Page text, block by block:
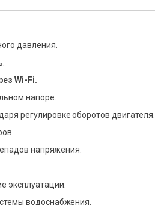
давления.
Wi-Fi.
напоре.
регулировке оборотов двигателя.
напряжения.
эксплуатации.
водоснабжения.